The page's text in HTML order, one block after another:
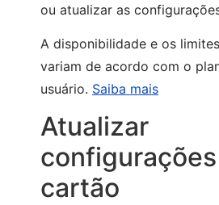
ou atualizar as
A disponibilidade e os
variam de acordo com o
usuário. Saiba mais
Atualizar
cartão